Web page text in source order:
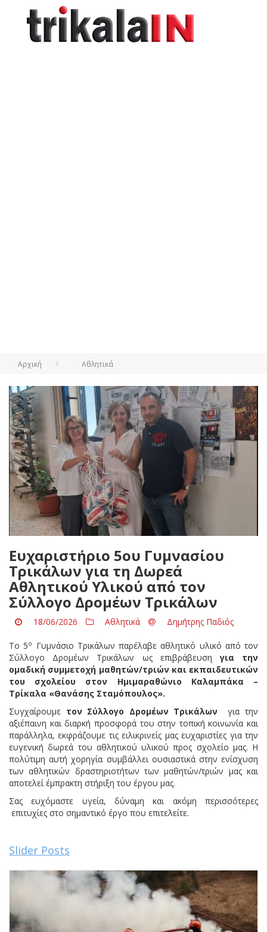
Αρχική Αθλητικά
Ευχαριστήριο 5ου Γυμνασίου
Τρικάλων για τη Δωρεά
Αθλητικού Υλικού από τον
Σύλλογο Δρομέων Τρικάλων
18/06/2026 Αθλητικά Δημήτρης Παδιός
Το 5ο
Γυμνάσιο Τρικάλων παρέλαβε αθλητικό υλικό από τον
Σύλλογο Δρομέων Τρικάλων ως επιβράβευση για την
ομαδική συμμετοχή μαθητών/τριών και εκπαιδευτικών
του σχολείου στον Ημιμαραθώνιο Καλαμπάκα –
Τρίκαλα «Θανάσης Σταμόπουλος».
Συγχαίρουμε τον Σύλλογο Δρομέων Τρικάλων για την
αξιέπαινη και διαρκή προσφορά του στην τοπική κοινωνία και
παράλληλα, εκφράζουμε τις ειλικρινείς μας ευχαριστίες για την
ευγενική δωρεά του αθλητικού υλικού προς σχολείο μας. Η
πολύτιμη αυτή χορηγία συμβάλλει ουσιαστικά στην ενίσχυση
των αθλητικών δραστηριοτήτων των μαθητών/τριών μας και
αποτελεί έμπρακτη στήριξη του έργου μας.
Σας ευχόμαστε υγεία, δύναμη και ακόμη περισσότερες
επιτυχίες στο σημαντικό έργο που επιτελείτε.
Slider Posts